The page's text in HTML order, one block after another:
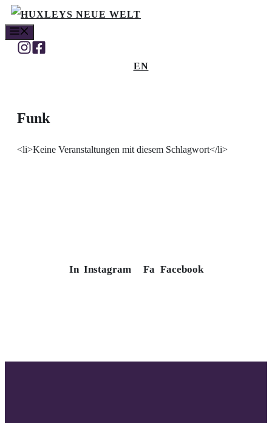
Zum
Inhalt
springen
EN
Funk
<li>Keine Veranstaltungen mit diesem Schlagwort</li>
In Instagram Fa Facebook